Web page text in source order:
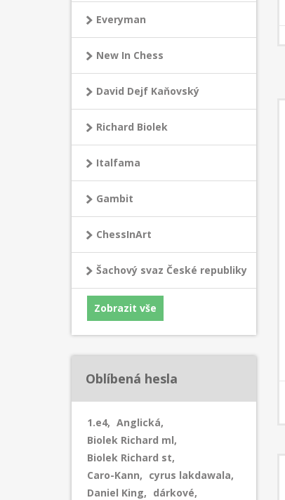
Everyman
New In Chess
David Dejf Kaňovský
Richard Biolek
Italfama
Gambit
ChessInArt
Šachový svaz České republiky
Zobrazit vše
Oblíbená hesla
1.e4, Anglická,
Biolek Richard ml,
Biolek Richard st,
Caro-Kann, cyrus lakdawala,
Daniel King, dárkové,